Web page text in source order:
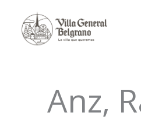
contenido
Anz,